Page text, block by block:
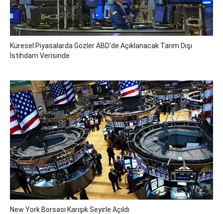
Küresel Piyasalarda Gözler ABD'de Açıklanacak Tarım Dışı
Istihdam Verisinde
New York Borsası Karışık Seyirle Açıldı